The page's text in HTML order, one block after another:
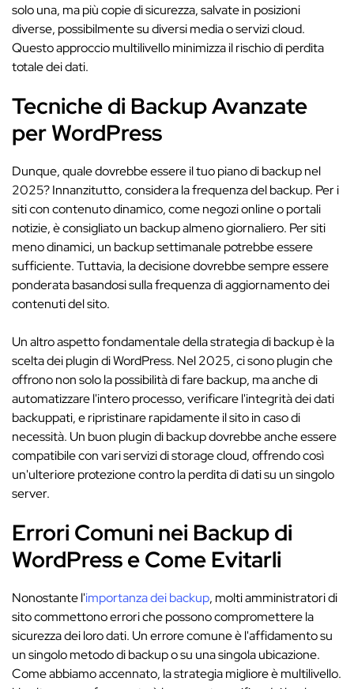
solo una, ma più copie di sicurezza, salvate in posizioni
diverse, possibilmente su diversi media o servizi cloud.
Questo approccio multilivello minimizza il rischio di perdita
totale dei dati.
Tecniche di Backup Avanzate
per WordPress
Dunque, quale dovrebbe essere il tuo piano di backup nel
2025? Innanzitutto, considera la frequenza del backup. Per i
siti con contenuto dinamico, come negozi online o portali
notizie, è consigliato un backup almeno giornaliero. Per siti
meno dinamici, un backup settimanale potrebbe essere
sufficiente. Tuttavia, la decisione dovrebbe sempre essere
ponderata basandosi sulla frequenza di aggiornamento dei
contenuti del sito.
Un altro aspetto fondamentale della strategia di backup è la
scelta dei plugin di WordPress. Nel 2025, ci sono plugin che
offrono non solo la possibilità di fare backup, ma anche di
automatizzare l'intero processo, verificare l'integrità dei dati
backuppati, e ripristinare rapidamente il sito in caso di
necessità. Un buon plugin di backup dovrebbe anche essere
compatibile con vari servizi di storage cloud, offrendo così
un'ulteriore protezione contro la perdita di dati su un singolo
server.
Errori Comuni nei Backup di
WordPress e Come Evitarli
Nonostante l'importanza dei backup, molti amministratori di
sito commettono errori che possono compromettere la
sicurezza dei loro dati. Un errore comune è l'affidamento su
un singolo metodo di backup o su una singola ubicazione.
Come abbiamo accennato, la strategia migliore è multilivello.